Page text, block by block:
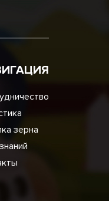
зерна